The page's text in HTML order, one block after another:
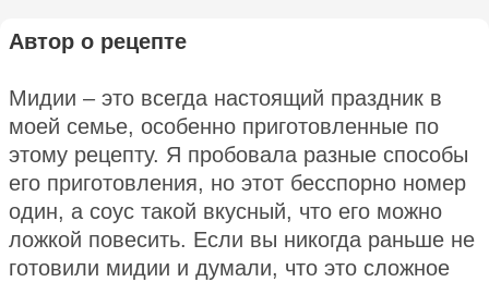
Автор о рецепте
Мидии – это всегда настоящий праздник в
моей семье, особенно приготовленные по
этому рецепту. Я пробовала разные способы
его приготовления, но этот бесспорно номер
один, а соус такой вкусный, что его можно
ложкой повесить. Если вы никогда раньше не
готовили мидии и думали, что это сложное